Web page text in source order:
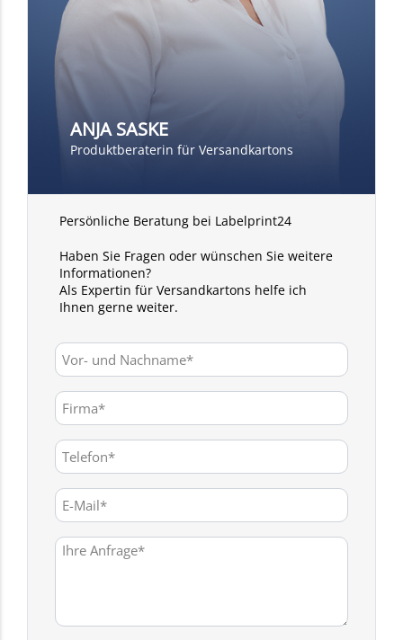
ANJA SASKE
Produktberaterin für Versandkartons
Persönliche Beratung bei Labelprint24
Haben Sie Fragen oder wünschen Sie weitere
Informationen?
Als Expertin für Versandkartons helfe ich
Ihnen gerne weiter.